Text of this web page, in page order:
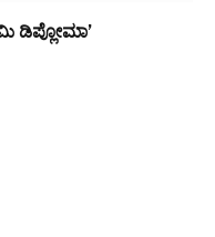
ಡಿಪ್ಲೋಮಾ’